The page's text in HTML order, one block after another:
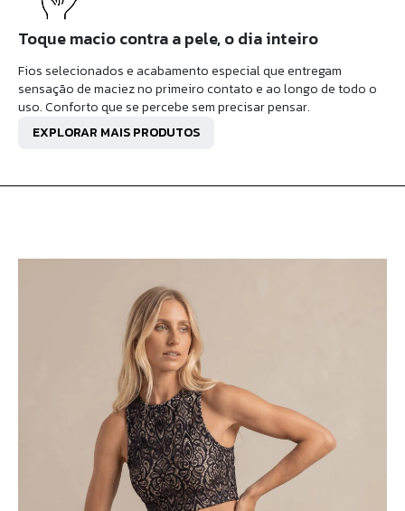
Toque macio contra a pele, o dia inteiro
Fios selecionados e acabamento especial que entregam
sensação de maciez no primeiro contato e ao longo de todo o
uso. Conforto que se percebe sem precisar pensar.
EXPLORAR MAIS PRODUTOS